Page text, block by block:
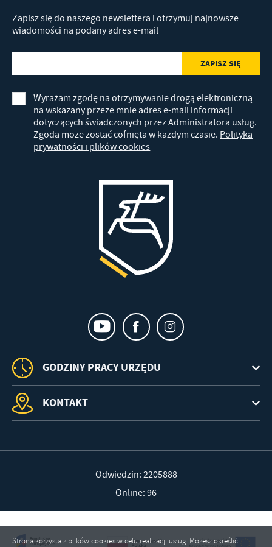
Zapisz się do naszego newslettera i otrzymuj najnowsze
wiadomości na podany adres e-mail
Wyrażam zgodę na otrzymywanie drogą elektroniczną
na wskazany przeze mnie adres e-mail informacji
dotyczących świadczonych przez Administratora usług.
Zgoda może zostać cofnięta w każdym czasie. Polityka
prywatności i plików cookies
GODZINY PRACY URZĘDU
KONTAKT
Odwiedzin: 2205888
Online: 96
Strona korzysta z plików cookies w celu realizacji usług. Możesz określić